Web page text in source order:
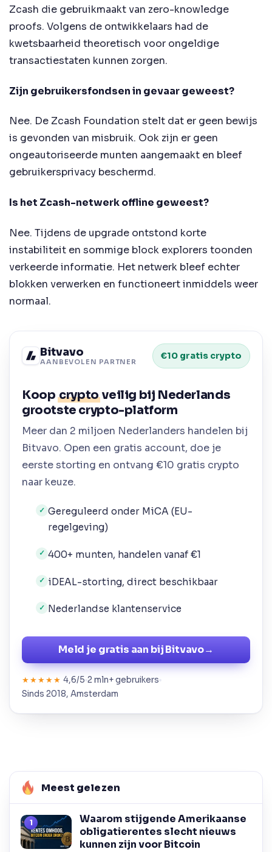
Zcash die gebruikmaakt van zero-knowledge
proofs. Volgens de ontwikkelaars had de
kwetsbaarheid theoretisch voor ongeldige
transactiestaten kunnen zorgen.
Zijn gebruikersfondsen in gevaar geweest?
Nee. De Zcash Foundation stelt dat er geen bewijs
is gevonden van misbruik. Ook zijn er geen
ongeautoriseerde munten aangemaakt en bleef
gebruikersprivacy beschermd.
Is het Zcash-netwerk offline geweest?
Nee. Tijdens de upgrade ontstond korte
instabiliteit en sommige block explorers toonden
verkeerde informatie. Het netwerk bleef echter
blokken verwerken en functioneert inmiddels weer
normaal.
Bitvavo
AANBEVOLEN PARTNER
€10 gratis crypto
Koopcryptoveilig bij Nederlands
grootste crypto-platform
Meer dan 2 miljoen Nederlanders handelen bij
Bitvavo. Open een gratis account, doe je
eerste storting en ontvang €10 gratis crypto
naar keuze.
✓ Gereguleerd onder MiCA (EU-
regelgeving)
✓ 400+ munten, handelen vanaf €1
✓ iDEAL-storting, direct beschikbaar
✓ Nederlandse klantenservice
Meld je gratis aan bij Bitvavo→
★★★★★ 4,6/5 2 mln+ gebruikers
Sinds 2018, Amsterdam
Meest gelezen
Waarom stijgende Amerikaanse
obligatierentes slecht nieuws
kunnen zijn voor Bitcoin